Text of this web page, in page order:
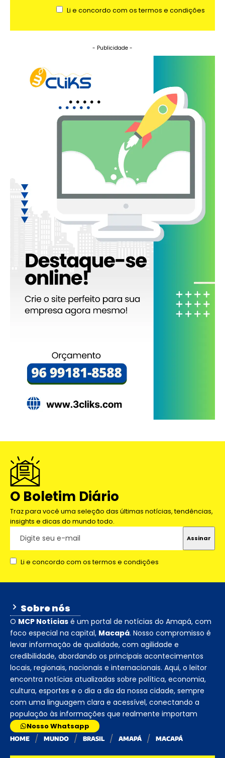
Li e concordo com os termos e condições
- Publicidade -
O Boletim Diário
Traz para você uma seleção das últimas notícias, tendências,
insights e dicas do mundo todo.
Li e concordo com os termos e condições
Sobre nós
O MCP Notícias é um portal de notícias do Amapá, com
foco especial na capital, Macapá. Nosso compromisso é
levar informação de qualidade, com agilidade e
credibilidade, abordando os principais acontecimentos
locais, regionais, nacionais e internacionais. Aqui, o leitor
encontra notícias atualizadas sobre política, economia,
cultura, esportes e o dia a dia da nossa cidade, sempre
com uma linguagem clara e acessível, conectando a
população às informações que realmente importam
Nosso Whatsapp
HOME MUNDO BRASIL AMAPÁ MACAPÁ